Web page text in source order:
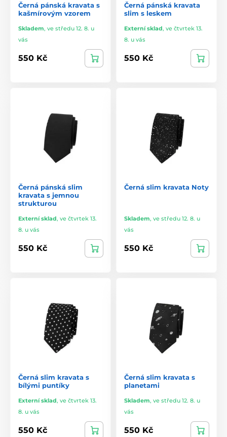
Černá pánská kravata s
kašmírovým vzorem
Skladem, ve středu 12. 8. u
vás
550 Kč
Černá pánská kravata
slim s leskem
Externí sklad, ve čtvrtek 13.
8. u vás
550 Kč
Černá pánská slim
kravata s jemnou
strukturou
Externí sklad, ve čtvrtek 13.
8. u vás
550 Kč
Černá slim kravata Noty
Skladem, ve středu 12. 8. u
vás
550 Kč
Černá slim kravata s
bílými puntíky
Externí sklad, ve čtvrtek 13.
8. u vás
550 Kč
Černá slim kravata s
planetami
Skladem, ve středu 12. 8. u
vás
550 Kč